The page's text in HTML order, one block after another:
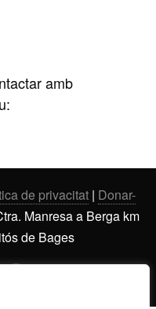
amb
de privacitat | Donar-
Manresa a Berga km
de Bages